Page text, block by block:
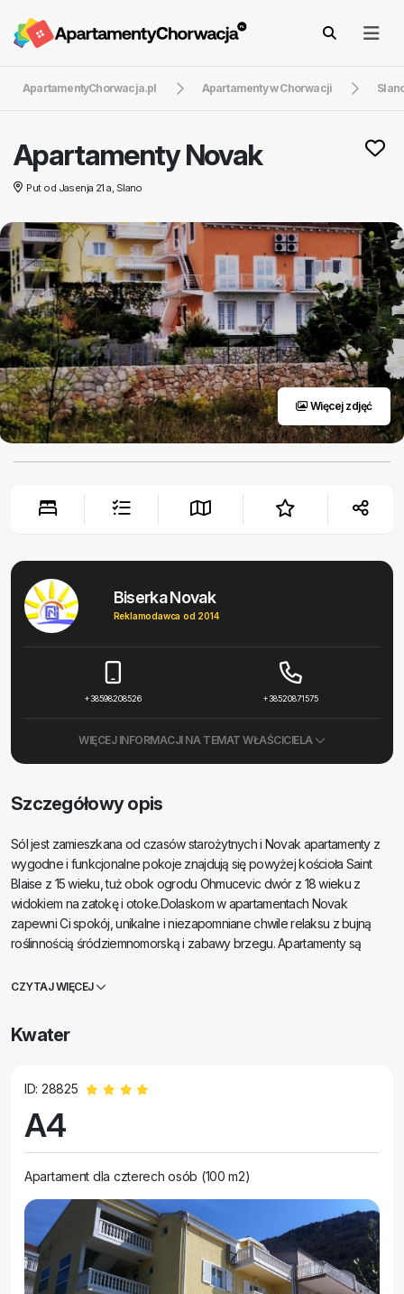
ApartamentyChorwacja.pl Apartamenty w Chorwacji
Apartamenty Novak
Put od Jasenja 21 a, Slano
Więcej zdjęć
Biserka Novak
Reklamodawca od 2014
+38598208526 +38520871575
WIĘCEJ INFORMACJI NA TEMAT WŁAŚCICIELA
Szczegółowy opis
Sól jest zamieszkana od czasów starożytnych i Novak apartamenty z
wygodne i funkcjonalne pokoje znajdują się powyżej kościoła Saint
Blaise z 15 wieku, tuż obok ogrodu Ohmucevic dwór z 18 wieku z
widokiem na zatokę i otoke.Dolaskom w apartamentach Novak
zapewni Ci spokój, unikalne i niezapomniane chwile relaksu z bujną
roślinnością śródziemnomorską i zabawy brzegu. Apartamenty są
hydromasażem yakuza, duży taras z kominkiem, ogrodzony parking.
CZYTAJ WIĘCEJ
Kwater
ID: 28825
A4
Apartament dla czterech osób (100 m2)